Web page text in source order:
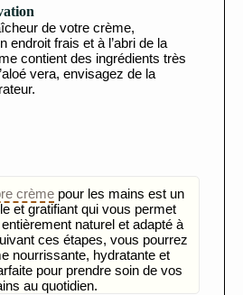
de votre crème,
endroit frais et à l’abri de la
contient des ingrédients très
vera, envisagez de la
crème pour les mains est un
et gratifiant qui vous permet
naturel et adapté à
ces étapes, vous pourrez
nourrissante, hydratante et
pour prendre soin de vos
au quotidien.